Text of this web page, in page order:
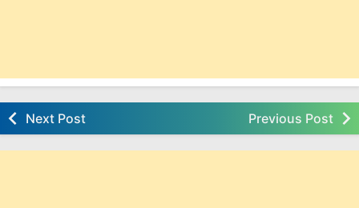
Next Post Previous Post